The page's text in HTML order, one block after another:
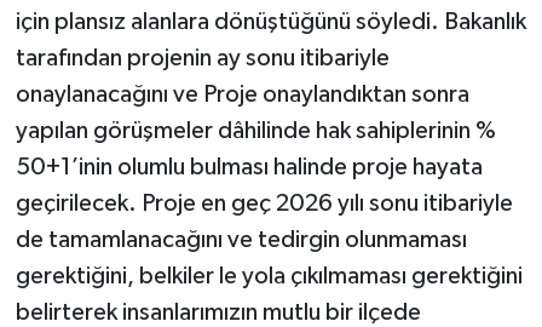
için plansız alanlara dönüştüğünü söyledi. Bakanlık
tarafından projenin ay sonu itibariyle
onaylanacağını ve Proje onaylandıktan sonra
yapılan görüşmeler dâhilinde hak sahiplerinin %
50+1’inin olumlu bulması halinde proje hayata
geçirilecek. Proje en geç 2026 yılı sonu itibariyle
de tamamlanacağını ve tedirgin olunmaması
gerektiğini, belkiler le yola çıkılmaması gerektiğini
belirterek insanlarımızın mutlu bir ilçede